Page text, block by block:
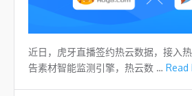
近日，虎牙直播签约热云数据，接入
告素材智能监测引擎，热云数 … Read